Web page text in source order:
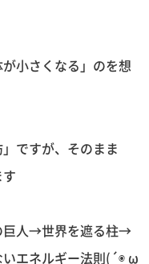
小さくなる」のを想
ですが、そのまま
巨人→世界を遮る柱→
エネルギー法則(´◉ ω